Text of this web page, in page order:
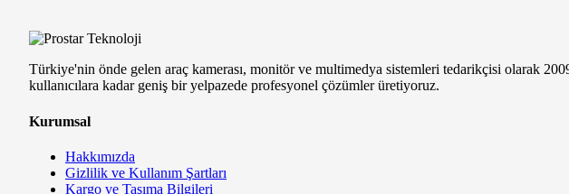
Türkiye'nin önde gelen araç kamerası, monitör ve multimedya sistemleri tedarikçisi olarak
kullanıcılara kadar geniş bir yelpazede profesyonel çözümler üretiyoruz.
Kurumsal
Hakkımızda
Gizlilik ve Kullanım Şartları
Kargo ve Taşıma Bilgileri